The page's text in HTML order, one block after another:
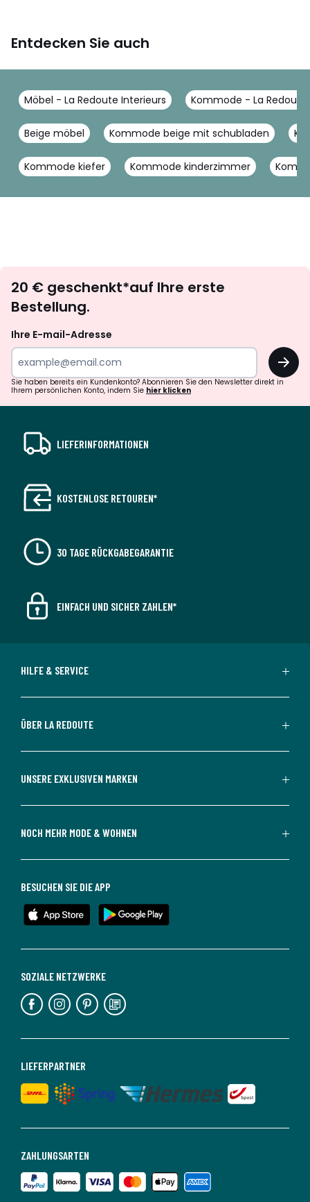
Entdecken Sie auch
Möbel - La Redoute Interieurs Kommode - La Redoute
Beige möbel Kommode beige mit schubladen
Kommode kiefer Kommode kinderzimmer
abonnieren
20 € geschenkt*auf Ihre erste
Bestellung.
Ihre E-mail-Adresse
OK
Sie haben bereits ein Kundenkonto? Abonnieren Sie den Newsletter direkt in
Ihrem persönlichen Konto, indem Sie hier klicken
LIEFERINFORMATIONEN
KOSTENLOSE RETOUREN*
30 TAGE RÜCKGABEGARANTIE
EINFACH UND SICHER ZAHLEN*
HILFE & SERVICE
ÜBER LA REDOUTE
UNSERE EXKLUSIVEN MARKEN
NOCH MEHR MODE & WOHNEN
ZAHLUNGSARTEN
LIEFERPARTNER
SOZIALE NETZWERKE
BESUCHEN SIE DIE APP